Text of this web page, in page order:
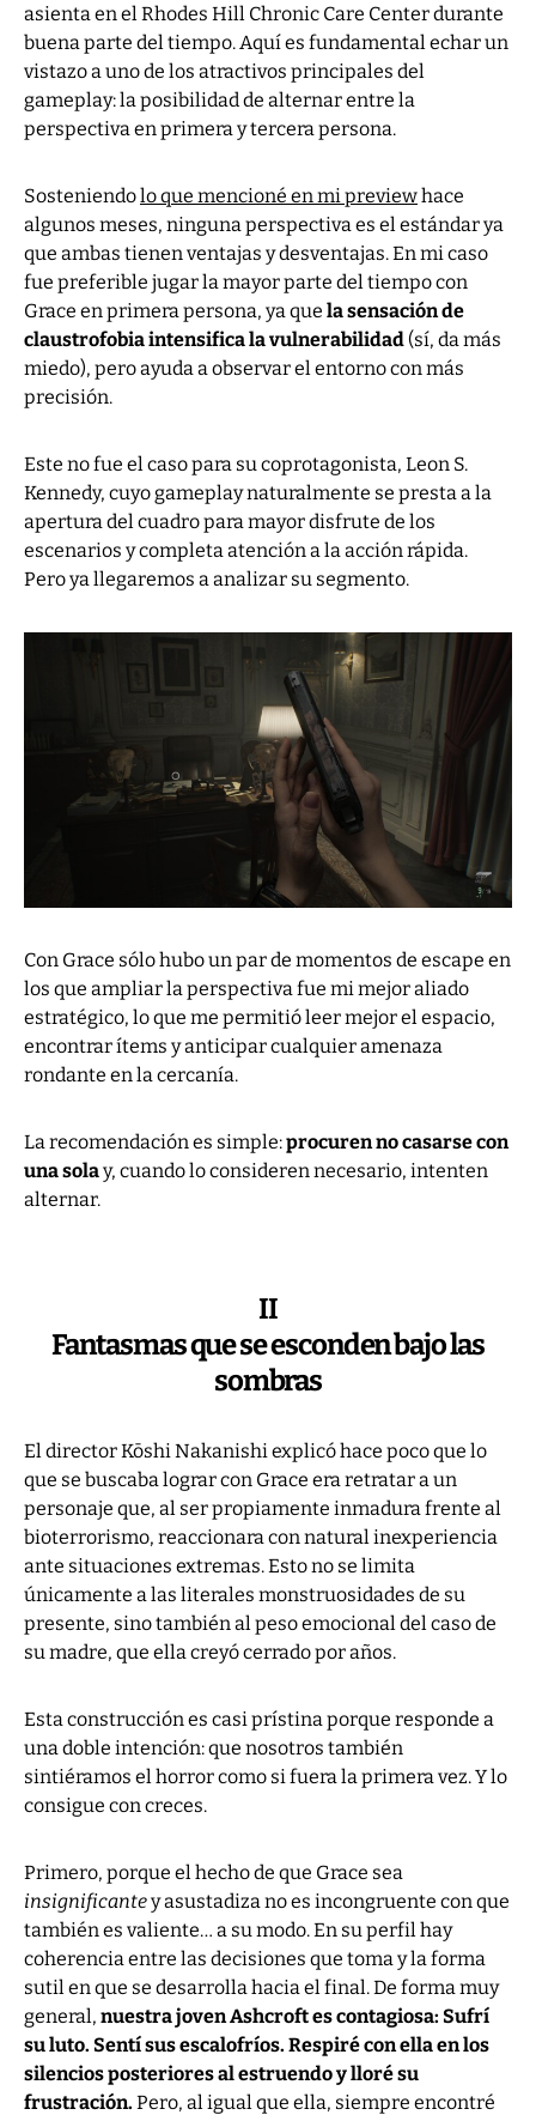
asienta en el Rhodes Hill Chronic Care Center durante
buena parte del tiempo. Aquí es fundamental echar un
vistazo a uno de los atractivos principales del
gameplay: la posibilidad de alternar entre la
perspectiva en primera y tercera persona.
Sosteniendolo que mencioné en mi previewhace
algunos meses, ninguna perspectiva es el estándar ya
que ambas tienen ventajas y desventajas. En mi caso
fue preferible jugar la mayor parte del tiempo con
Grace en primera persona, ya que la sensación de
claustrofobia intensifica la vulnerabilidad (sí, da más
miedo), pero ayuda a observar el entorno con más
precisión.
Este no fue el caso para su coprotagonista, Leon S.
Kennedy, cuyo gameplay naturalmente se presta a la
apertura del cuadro para mayor disfrute de los
escenarios y completa atención a la acción rápida.
Pero ya llegaremos a analizar su segmento.
Con Grace sólo hubo un par de momentos de escape en
los que ampliar la perspectiva fue mi mejor aliado
estratégico, lo que me permitió leer mejor el espacio,
encontrar ítems y anticipar cualquier amenaza
rondante en la cercanía.
La recomendación es simple:procuren no casarse con
una solay, cuando lo consideren necesario, intenten
alternar.
II
Fantasmas que se esconden bajo las
sombras
El director Kōshi Nakanishi explicó hace poco que lo
que se buscaba lograr con Grace era retratar a un
personaje que, al ser propiamente inmadura frente al
bioterrorismo, reaccionara con natural inexperiencia
ante situaciones extremas. Esto no se limita
únicamente a las literales monstruosidades de su
presente, sino también al peso emocional del caso de
su madre, que ella creyó cerrado por años.
Esta construcción es casi prístina porque responde a
una doble intención: que nosotros también
sintiéramos el horror como si fuera la primera vez. Y lo
consigue con creces.
Primero, porque el hecho de que Grace sea
insignificantey asustadiza no es incongruente con que
también es valiente… a su modo. En su perfil hay
coherencia entre las decisiones que toma y la forma
sutil en que se desarrolla hacia el final. De forma muy
general, nuestra joven Ashcroft es contagiosa: Sufrí
su luto. Sentí sus escalofríos. Respiré con ella en los
silencios posteriores al estruendo y lloré su
frustración. Pero, al igual que ella, siempre encontré